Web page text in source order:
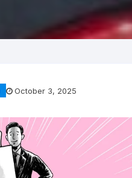
October 3, 2025